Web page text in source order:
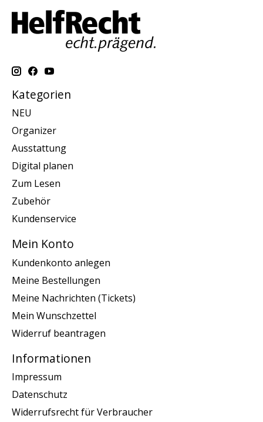
Kategorien
NEU
Organizer
Ausstattung
Digital planen
Zum Lesen
Zubehör
Kundenservice
Mein Konto
Kundenkonto anlegen
Meine Bestellungen
Meine Nachrichten (Tickets)
Mein Wunschzettel
Widerruf beantragen
Informationen
Impressum
Datenschutz
Widerrufsrecht für Verbraucher